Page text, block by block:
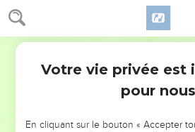
NE MANQUEZ PAS
Votre vie privée est
pour nous
En cliquant sur le bouton « Accepter